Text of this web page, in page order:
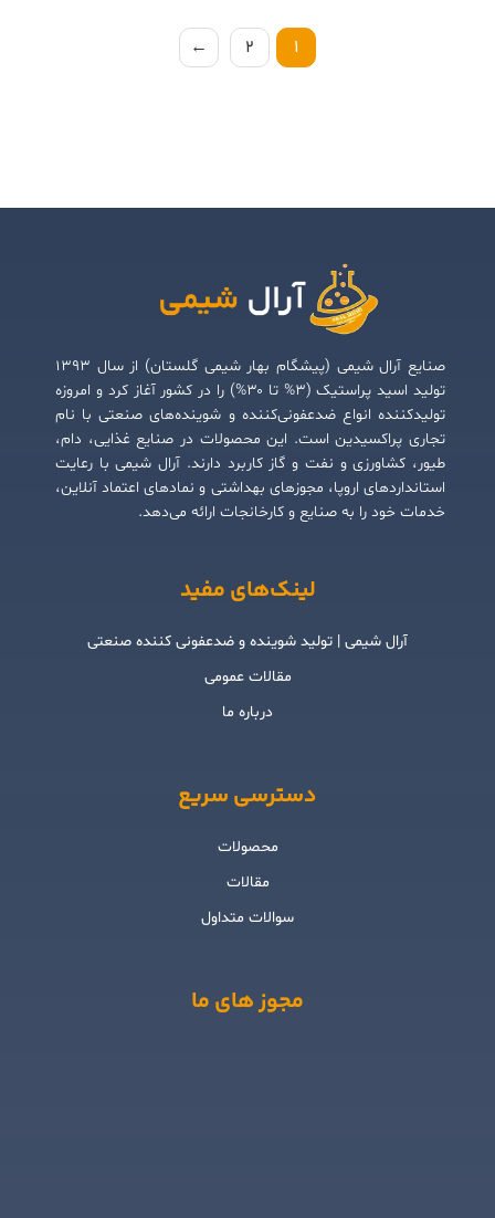
1
2
←
صنایع آرال شیمی (پیشگام بهار شیمی گلستان) از سال ۱۳۹۳
تولید اسید پراستیک (۳% تا ۳۰%) را در کشور آغاز کرد و امروزه
تولیدکننده انواع ضدعفونی‌کننده و شوینده‌های صنعتی با نام
تجاری پراکسیدین است. این محصولات در صنایع غذایی، دام،
طیور، کشاورزی و نفت و گاز کاربرد دارند. آرال شیمی با رعایت
استانداردهای اروپا، مجوزهای بهداشتی و نمادهای اعتماد آنلاین،
خدمات خود را به صنایع و کارخانجات ارائه می‌دهد.
لینک‌های مفید
آرال شیمی | تولید شوینده و ضدعفونی کننده صنعتی
مقالات عمومی
درباره ما
دسترسی سریع
محصولات
مقالات
سوالات متداول
مجوز های ما